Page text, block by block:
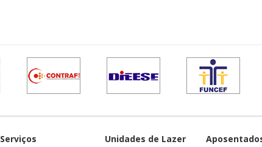
Serviços Unidades de Lazer